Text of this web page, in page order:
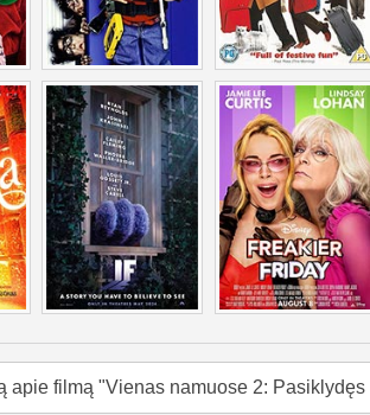
apie filmą "Vienas namuose 2: